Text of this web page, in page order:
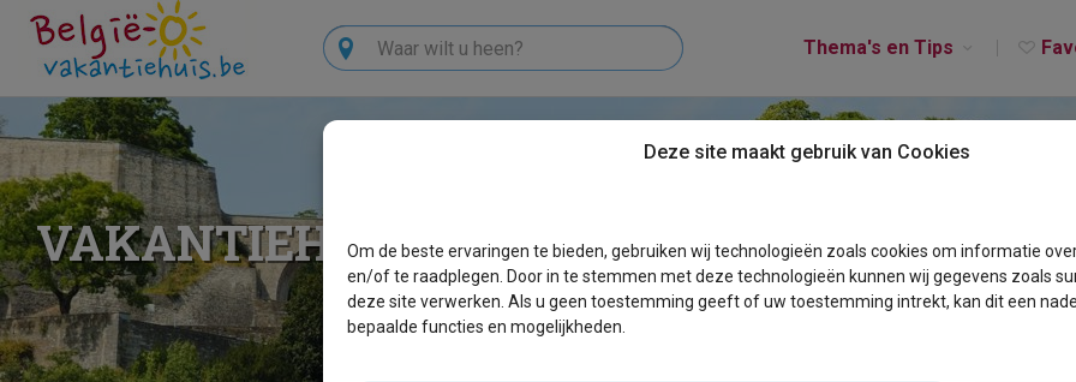
Thema's en Tips
Zoeken
VAKANTIEHUIZEN BEAURAING
Deze site maakt gebruik van Cookies
Om de beste ervaringen te bieden, gebruiken wij technologieën zoals cookies om informatie
en/of te raadplegen. Door in te stemmen met deze technologieën kunnen wij gegevens zoals
deze site verwerken. Als u geen toestemming geeft of uw toestemming intrekt, kan dit een
bepaalde functies en mogelijkheden.